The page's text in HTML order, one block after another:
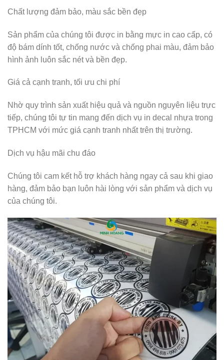
Chất lượng đảm bảo, màu sắc bền đẹp
Sản phẩm của chúng tôi được in bằng mực in cao cấp, có
độ bám dính tốt, chống nước và chống phai màu, đảm bảo
hình ảnh luôn sắc nét và bền đẹp.
Giá cả cạnh tranh, tối ưu chi phí
Nhờ quy trình sản xuất hiệu quả và nguồn nguyên liệu trực
tiếp, chúng tôi tự tin mang đến dịch vụ in decal nhựa trong
TPHCM với mức giá cạnh tranh nhất trên thị trường.
Dịch vụ hậu mãi chu đáo
Chúng tôi cam kết hỗ trợ khách hàng ngay cả sau khi giao
hàng, đảm bảo bạn luôn hài lòng với sản phẩm và dịch vụ
của chúng tôi.